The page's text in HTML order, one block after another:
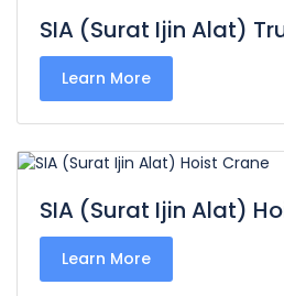
SIA (Surat Ijin Alat)
Learn More
SIA (Surat Ijin Alat)
Learn More